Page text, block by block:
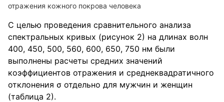
отражения кожного покрова человека
С целью проведения сравнительного анализа
спектральных кривых (рисунок 2) на длинах волн
400, 450, 500, 560, 600, 650, 750 нм были
выполнены расчеты средних значений
коэффициентов отражения и среднеквадратичного
отклонения σ отдельно для мужчин и женщин
(таблица 2).